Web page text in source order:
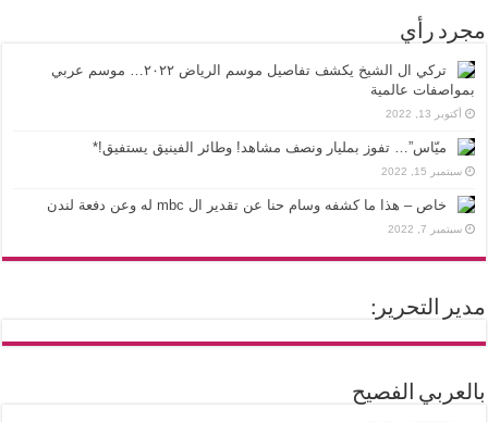
مجرد رأي
تركي ال الشيخ يكشف تفاصيل موسم الرياض ٢٠٢٢… موسم عربي
بمواصفات عالمية
أكتوبر 13, 2022
ميّاس”… تفوز بمليار ونصف مشاهد! وطائر الفينيق يستفيق!*
سبتمبر 15, 2022
خاص – هذا ما كشفه وسام حنا عن تقدير ال mbc له وعن دفعة لندن
سبتمبر 7, 2022
مدير التحرير:
بالعربي الفصيح